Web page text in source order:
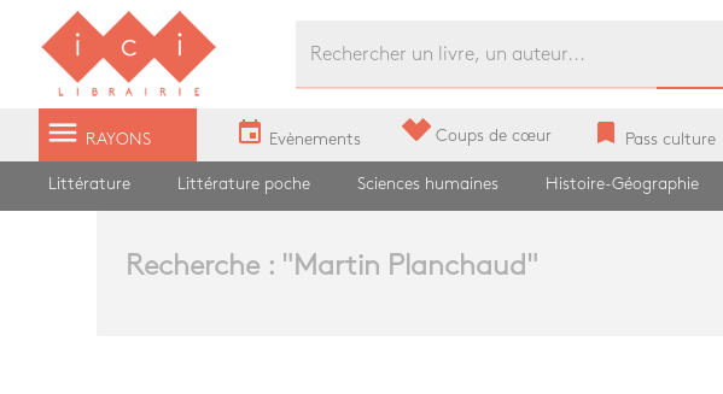
Librairie Ici Grands Boulevards
menu RAYONS event Evènements Coups de cœur bookmark Pass culture
Littérature Littérature poche Sciences humaines Histoire-Géographie
Recherche : " Martin Planchaud "